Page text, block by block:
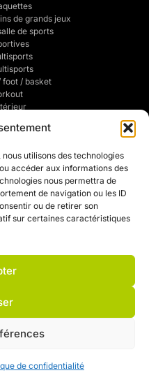
utilisons des technologies
accéder aux informations des
nous permettra de
de navigation ou les ID
ou de retirer son
sur certaines caractéristiques
de confidentialité
de grands jeux
de sports
foot / basket
de sports